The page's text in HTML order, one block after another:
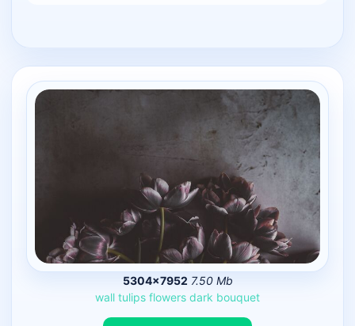
5304×7952 7.50 Mb
wall tulips flowers dark bouquet